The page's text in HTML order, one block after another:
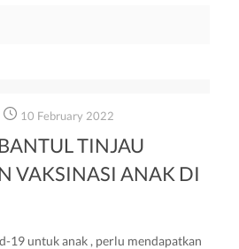
10 February 2022
TINJAU
VAKSINASI ANAK DI
19 untuk anak , perlu mendapatkan